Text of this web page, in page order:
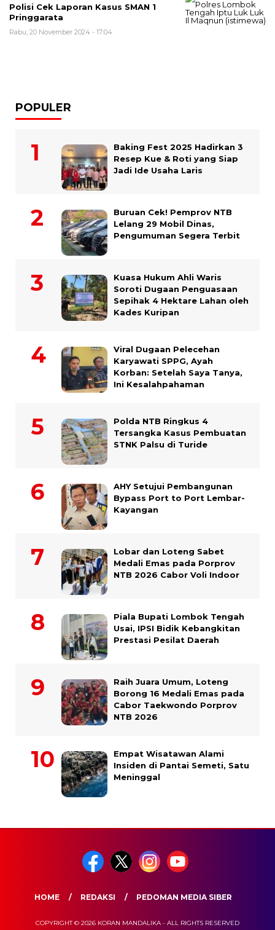
Polisi Cek Laporan Kasus SMAN 1
Pringgarata
Rabu, 20 November 2024 - 17:04
POPULER
Baking Fest 2025 Hadirkan 3
Resep Kue & Roti yang Siap
Jadi Ide Usaha Laris
Buruan Cek! Pemprov NTB
Lelang 29 Mobil Dinas,
Pengumuman Segera Terbit
Kuasa Hukum Ahli Waris
Soroti Dugaan Penguasaan
Sepihak 4 Hektare Lahan oleh
Kades Kuripan
Viral Dugaan Pelecehan
Karyawati SPPG, Ayah
Korban: Setelah Saya Tanya,
Ini Kesalahpahaman
Polda NTB Ringkus 4
Tersangka Kasus Pembuatan
STNK Palsu di Turide
AHY Setujui Pembangunan
Bypass Port to Port Lembar-
Kayangan
Lobar dan Loteng Sabet
Medali Emas pada Porprov
NTB 2026 Cabor Voli Indoor
Piala Bupati Lombok Tengah
Usai, IPSI Bidik Kebangkitan
Prestasi Pesilat Daerah
Raih Juara Umum, Loteng
Borong 16 Medali Emas pada
Cabor Taekwondo Porprov
NTB 2026
Empat Wisatawan Alami
Insiden di Pantai Semeti, Satu
Meninggal
HOME REDAKSI PEDOMAN MEDIA SIBER
COPYRIGHT © 2026 KORAN MANDALIKA - ALL RIGHTS RESERVED